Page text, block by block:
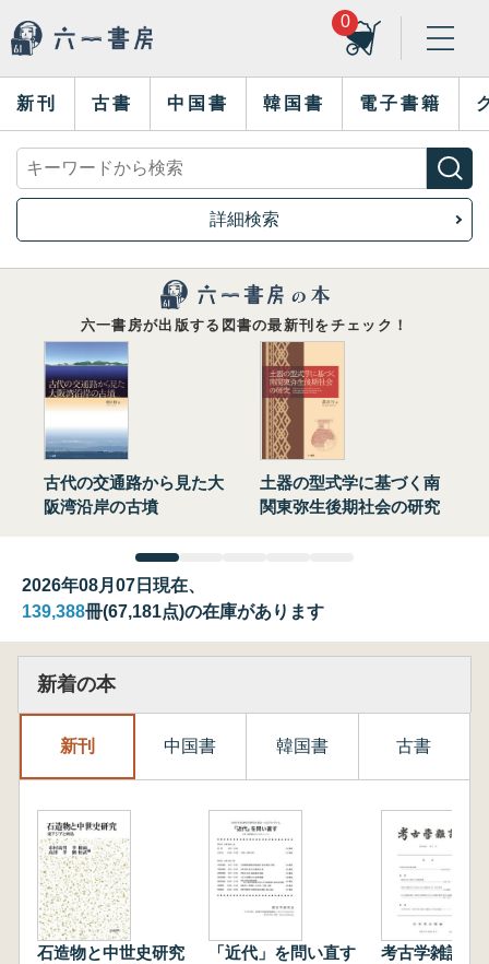
0
新刊 古書 中国書 韓国書 電子書籍
詳細検索
六一書房が出版する図書の最新刊をチェック！
古代の交通路から見た大
阪湾沿岸の古墳
土器の型式学に基づく南
関東弥生後期社会の研究
2026年08月07日現在、
139,388冊(67,181点)の在庫があります
新着の本
新刊 中国書 韓国書 古書
石造物と中世史研究
「近代」を問い直す
考古学雑誌